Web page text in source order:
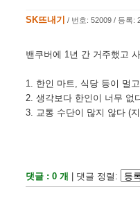
SK뜨내기 / 번호: 52009 / 등록:
밴쿠버에 1년 간 거주했고
1. 한인 마트, 식당 등이 멀
2. 생각보다 한인이 너무 없
3. 교통 수단이 많지 않다 (
댓글 : 0 개 | 댓글 정렬: